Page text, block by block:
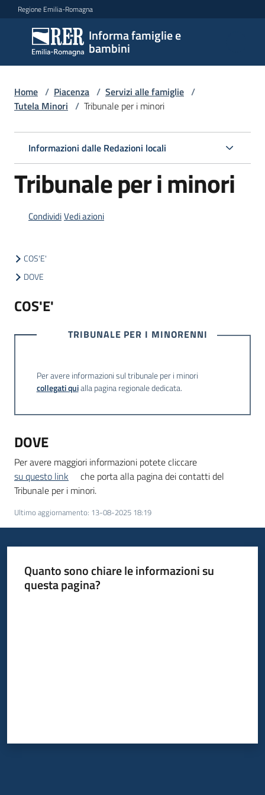
Vai al contenuto
Vai alla navigazione
Vai al footer
Regione Emilia-Romagna
Informa famiglie e
bambini
Informa
famiglie
e
bambini
Argomenti
Servizi
Menu selezionato
Centri
famiglie
Informazioni
Newsletter
Home / Piacenza / Servizi alle famiglie /
Tutela Minori / Tribunale per i minori
Informazioni dalle Redazioni locali
Tribunale per i minori
CondividiVedi azioni
COS'E'
DOVE
COS'E'
TRIBUNALE PER I MINORENNI
Per avere informazioni sul tribunale per i minori
collegati quialla pagina regionale dedicata.
DOVE
Per avere maggiori informazioni potete cliccare
su questo link
che porta alla pagina dei contatti del
Tribunale per i minori.
Ultimo aggiornamento: 13-08-2025 18:19
Quanto sono chiare le informazioni su
questa pagina?